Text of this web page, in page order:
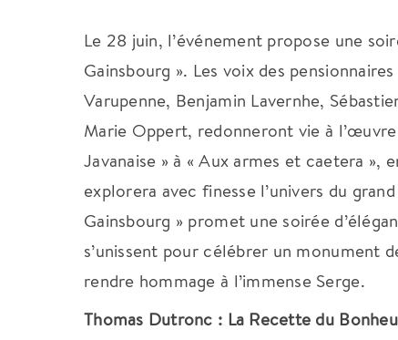
Le 28 juin, l’événement propose une
Gainsbourg ». Les voix des
Varupenne, Benjamin Lavernhe,
Marie Oppert, redonneront vie à
Javanaise » à « Aux armes et caetera »,
explorera avec finesse l’univers du
Gainsbourg » promet une soirée
s’unissent pour célébrer un monument
rendre hommage à l’immense Serge.
Thomas Dutronc : La Recette du